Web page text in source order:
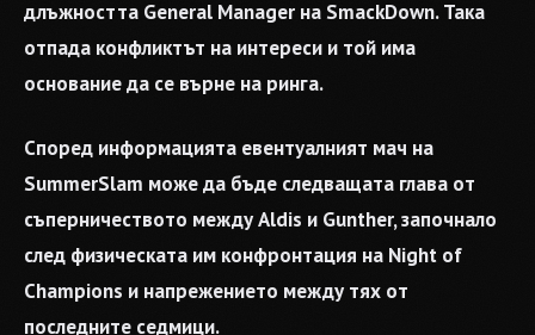
длъжността General Manager на SmackDown. Така
отпада конфликтът на интереси и той има
основание да се върне на ринга.
Според информацията евентуалният мач на
SummerSlam може да бъде следващата глава от
съперничеството между Aldis и Gunther, започнало
след физическата им конфронтация на Night of
Champions и напрежението между тях от
последните седмици.